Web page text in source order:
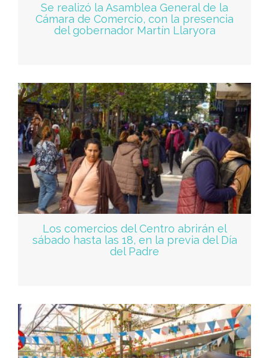
Se realizó la Asamblea General de la
Cámara de Comercio, con la presencia
del gobernador Martín Llaryora
Los comercios del Centro abrirán el
sábado hasta las 18, en la previa del Día
del Padre